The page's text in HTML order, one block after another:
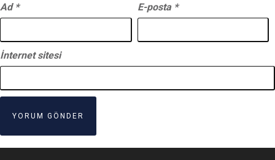
Ad * E-posta *
İnternet sitesi